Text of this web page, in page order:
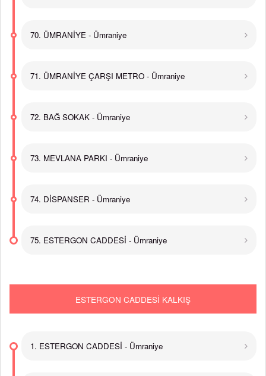
70. ÜMRANİYE - Ümraniye
71. ÜMRANİYE ÇARŞI METRO - Ümraniye
72. BAĞ SOKAK - Ümraniye
73. MEVLANA PARKI - Ümraniye
74. DİSPANSER - Ümraniye
75. ESTERGON CADDESİ - Ümraniye
ESTERGON CADDESİ KALKIŞ
1. ESTERGON CADDESİ - Ümraniye